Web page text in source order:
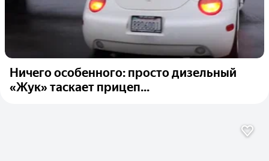
Ничего особенного: просто дизельный
«Жук» таскает прицеп...